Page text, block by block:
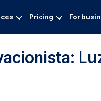
Pricing For